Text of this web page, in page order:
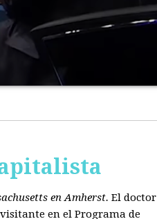
en Amherst. El doctor
en el Programa de